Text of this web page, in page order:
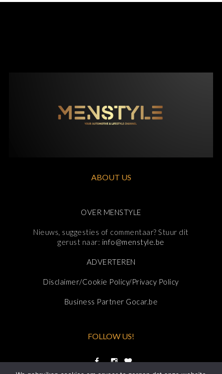
ABOUT US
OVER MENSTYLE
Nieuws, suggesties of commentaar? Stuur dit
gerust naar: info@menstyle.be
ADVERTEREN
Disclaimer/Cookie Policy/Privacy Policy
Business Partner Gocar.be
FOLLOW US!